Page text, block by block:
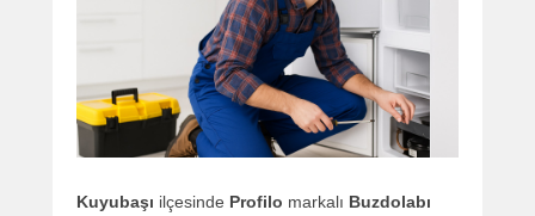
Kuyubaşı ilçesinde Profilo markalı Buzdolabı